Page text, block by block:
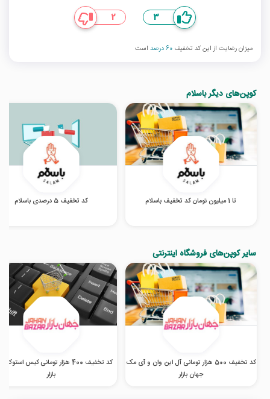
3
2
میزان رضایت از این کد تخفیف 60 درصد است
کوپن‌های دیگر باسلام
تا 1 میلیون تومان کد تخفیف باسلام کد تخفیف 5 درصدی باسلام
سایر کوپن‌های فروشگاه اینترنتی
کد تخفیف 500 هزار تومانی آل این وان و آی مک
جهان بازار
کد تخفیف 400 هزار تومانی کیس
بازار